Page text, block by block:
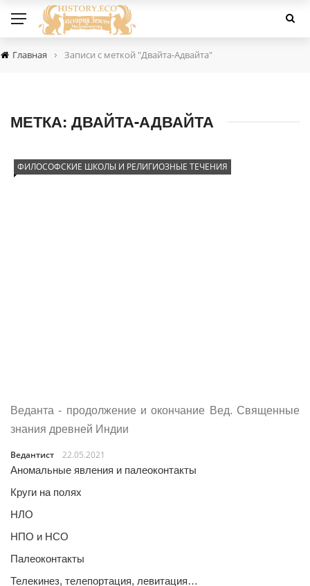
Главная › Записи с меткой "Двайта-Адвайта"
МЕТКА: ДВАЙТА-АДВАЙТА
ФИЛОСОФСКИЕ ШКОЛЫ И РЕЛИГИОЗНЫЕ ТЕЧЕНИЯ
Веданта - продолжение и окончание Вед. Священные
знания древней Индии
Ведантист
22.05.2021
Аномальные явления и палеоконтакты
Круги на полях
НЛО
НПО и НСО
Палеоконтакты
Телекинез, телепортация, левитация…